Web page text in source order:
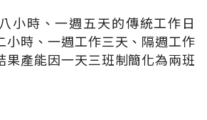
小時、一週五天的傳統工作日
小時、一週工作三天、隔週工作
果產能因一天三班制簡化為兩班